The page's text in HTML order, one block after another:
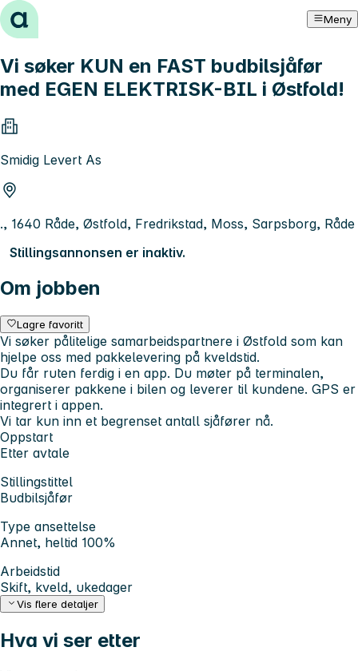
Hopp til innhold Meny
Vi søker KUN en FAST budbilsjåfør
med EGEN ELEKTRISK-BIL i Østfold!
Smidig Levert As
., 1640 Råde, Østfold, Fredrikstad, Moss, Sarpsborg, Råde
Stillingsannonsen er inaktiv.
Om jobben
Lagre favoritt
Vi søker pålitelige samarbeidspartnere i Østfold som kan
hjelpe oss med pakkelevering på kveldstid.
Du får ruten ferdig i en app. Du møter på terminalen,
organiserer pakkene i bilen og leverer til kundene. GPS er
integrert i appen.
Vi tar kun inn et begrenset antall sjåfører nå.
Oppstart
Etter avtale
Stillingstittel
Budbilsjåfør
Type ansettelse
Annet, heltid 100%
Arbeidstid
Skift, kveld, ukedager
Vis flere detaljer
Hva vi ser etter